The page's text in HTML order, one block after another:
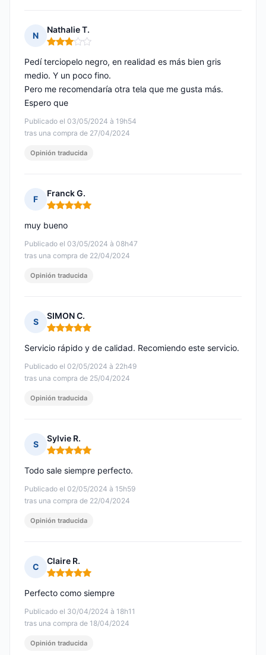
N
Nathalie T.
Nota: 3 de 5
Publicado el 03/05/2024 à 19h54
tras una compra de 27/04/2024
Pedí terciopelo negro, en realidad es más bien gris
medio. Y un poco fino.
Pero me recomendaría otra tela que me gusta más.
Espero que
Opinión traducida
F
Franck G.
Nota: 5 de 5
Publicado el 03/05/2024 à 08h47
tras una compra de 22/04/2024
muy bueno
Opinión traducida
S
SIMON C.
Nota: 5 de 5
Publicado el 02/05/2024 à 22h49
tras una compra de 25/04/2024
Servicio rápido y de calidad. Recomiendo este servicio.
Opinión traducida
S
Sylvie R.
Nota: 5 de 5
Publicado el 02/05/2024 à 15h59
tras una compra de 22/04/2024
Todo sale siempre perfecto.
Opinión traducida
C
Claire R.
Nota: 5 de 5
Publicado el 30/04/2024 à 18h11
tras una compra de 18/04/2024
Perfecto como siempre
Opinión traducida